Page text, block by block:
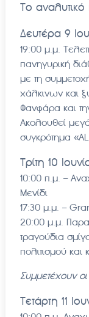
Το
Δευτέρα 9
19:00 μ.μ.
πανηγυρική
με τη
χάλκινων και
Φανφάρα και
Ακολουθεί
συγκρότημα
Τρίτη 10
10:00 π.μ. –
Μενίδι
17:30 μ.μ. –
20:00 μ.μ.
τραγούδια
πολιτισμού και
Συμμετέχουν οι
Τετάρτη 11